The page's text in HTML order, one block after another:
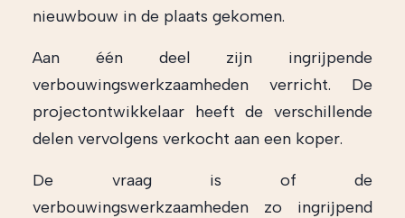
nieuwbouw in de plaats gekomen.
Aan één deel zijn ingrijpende
verbouwingswerkzaamheden verricht. De
projectontwikkelaar heeft de verschillende
delen vervolgens verkocht aan een koper.
De vraag is of de
verbouwingswerkzaamheden zo ingrijpend